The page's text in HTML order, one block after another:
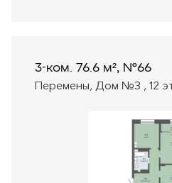
3-ком. 76.6 м², №66
Перемены, Дом №3 , 12